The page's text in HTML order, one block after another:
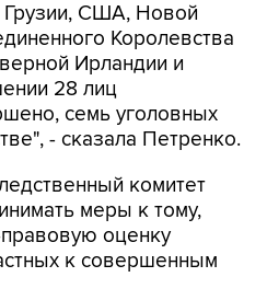
Грузии, США, Новой
Королевства
Ирландии и
28 лиц
семь уголовных
- сказала Петренко.
комитет
меры к тому,
оценку
к совершенным